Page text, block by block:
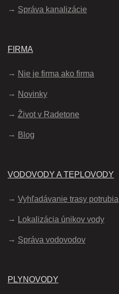
Správa kanalizácie
FIRMA
Nie je firma ako firma
Novinky
Život v Radetone
Blog
VODOVODY A TEPLOVODY
Vyhľadávanie trasy potrubia
Lokalizácia únikov vody
Správa vodovodov
PLYNOVODY